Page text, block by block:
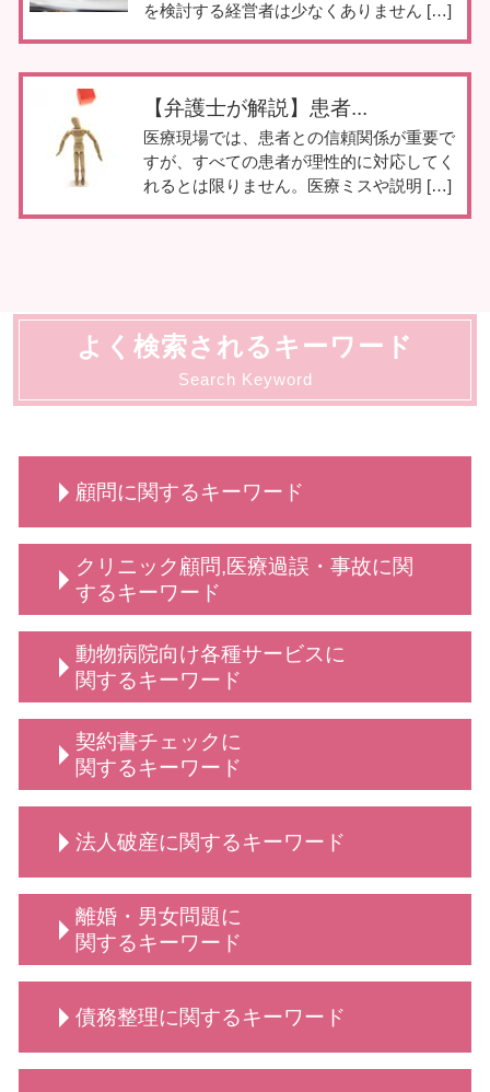
を検討する経営者は少なくありません […]
【弁護士が解説】患者...
医療現場では、患者との信頼関係が重要で
すが、すべての患者が理性的に対応してく
れるとは限りません。医療ミスや説明 […]
よく検索されるキーワード
Search Keyword
顧問に関するキーワード
顧問 契約
顧問弁護士 事業主
弁護士 顧問契約 メリット
顧問弁護士 メリット
給食費 滞納
弁護士 顧問
顧問 事業主
学校 いじめ 対応
売掛金 時効
診療 拒否
債権回収 弁護士
定款変更 手続き
顧問弁護士 デメリット
顧問弁護士 法人
法人 弁護士 顧問
保護者クレーム 理不尽
顧問 法人契約
クリニック顧問,医療過誤・事故に関
するキーワード
従業員 解雇
不当解雇 とは
動物病院向け各種サービスに
関するキーワード
動物病院向け 弁護士 サービス
動物病院向け各種サービス 訴訟 弁護士
弁護士 相談 獣医師側
動物病院側・獣医師側 法律相談
動物病院向け 弁護士
動物病院向け各種サービス 弁護士
動物病院 トラブル
弁護士 誹謗中傷対策
法律相談 動物病院向け各種サービス
契約書チェックに
関するキーワード
秘密保持契約書 従業員
依頼 契約書サポート
契約交渉 契約書作成等 弁護士
弁護士 契約書サポート
契約書 書き方 弁護士
リーガルチェック 弁護士
秘密保持契約 nda
法人破産に関するキーワード
法人破産 デメリット
破産 倒産 違い
弁護士 法人破産
法人破産 費用がない
法人破産 法テラス
離婚・男女問題に
関するキーワード
離婚 弁護士 相談
離婚・男女問題 相談
債務整理に関するキーワード